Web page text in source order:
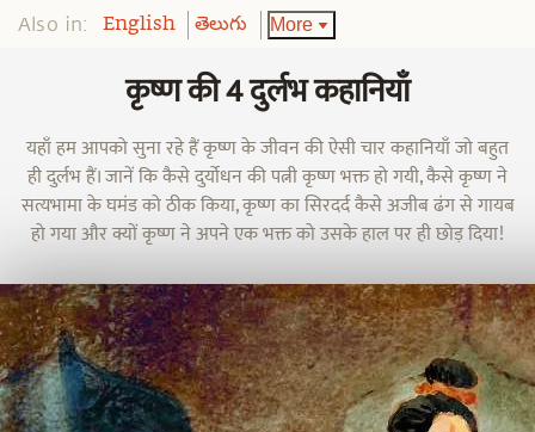
Also in: English తెలుగు More
कृष्ण की 4 दुर्लभ कहानियाँ
यहाँ हम आपको सुना रहे हैं कृष्ण के जीवन की ऐसी चार कहानियाँ जो बहुत
ही दुर्लभ हैं। जानें कि कैसे दुर्योधन की पत्नी कृष्ण भक्त हो गयी, कैसे कृष्ण ने
सत्यभामा के घमंड को ठीक किया, कृष्ण का सिरदर्द कैसे अजीब ढंग से गायब
हो गया और क्यों कृष्ण ने अपने एक भक्त को उसके हाल पर ही छोड़ दिया!